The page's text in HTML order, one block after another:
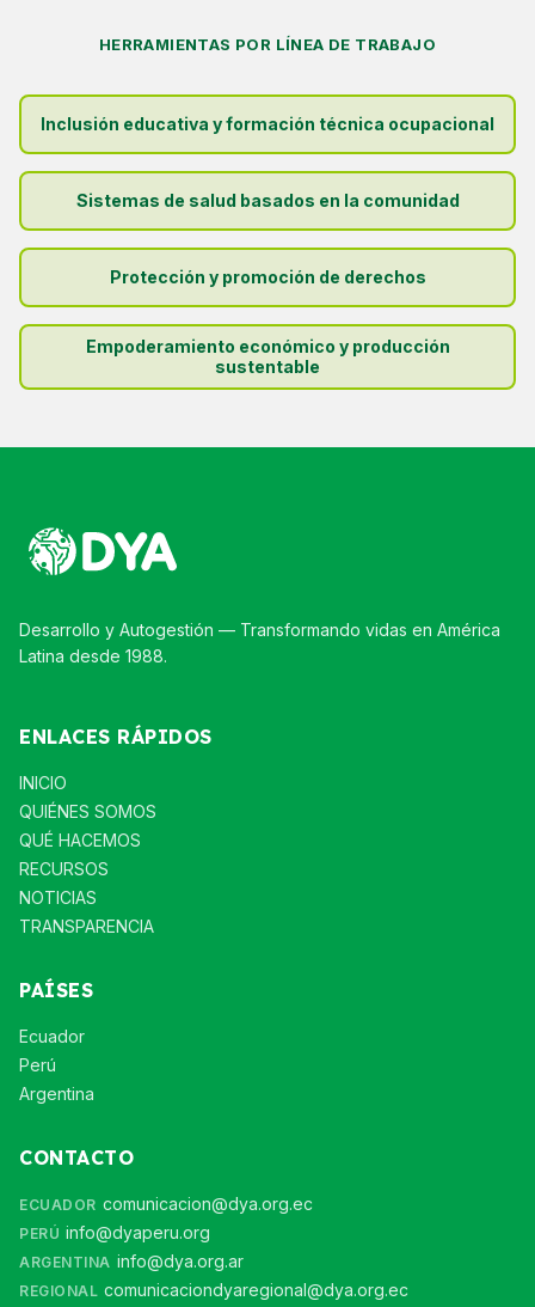
HERRAMIENTAS POR LÍNEA DE TRABAJO
Inclusión educativa y formación técnica ocupacional
Sistemas de salud basados en la comunidad
Protección y promoción de derechos
Empoderamiento económico y producción
sustentable
Desarrollo y Autogestión — Transformando vidas en América
Latina desde 1988.
ENLACES RÁPIDOS
INICIO
QUIÉNES SOMOS
QUÉ HACEMOS
RECURSOS
NOTICIAS
TRANSPARENCIA
PAÍSES
Ecuador
Perú
Argentina
CONTACTO
ECUADOR comunicacion@dya.org.ec
PERÚ info@dyaperu.org
ARGENTINA info@dya.org.ar
REGIONAL comunicaciondyaregional@dya.org.ec